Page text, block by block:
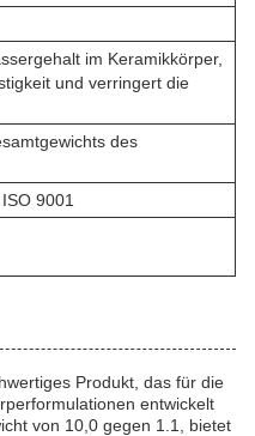
im Keramikkörper,
und verringert die
des
9001
Produkt, das für die
entwickelt
von 10,0 gegen 1.1, bietet